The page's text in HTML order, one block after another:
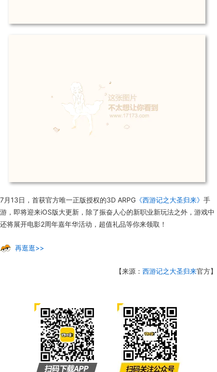
7月13日，首获官方唯一正版授权的3D ARPG 《西游记之大圣归来》 手
游，即将迎来iOS版大更新，除了振奋人心的新职业新玩法之外，游戏中
还将展开电影2周年嘉年华活动，超值礼品等你来领取！
再逛逛>>
【来源： 西游记之大圣归来官方】